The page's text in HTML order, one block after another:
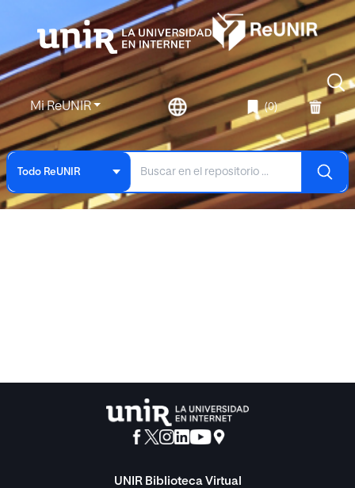
Mi ReUNIR (0)
Todo ReUNIR
UNIR Biblioteca Virtual